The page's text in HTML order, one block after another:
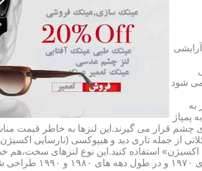
می شود
به
پمپاژ
چشم قرار می گیرند.این لنزها به خاطر قیمت
از جمله تاری دید و هیپوکسی (نارسایی
استفاده کنید.این نوع لنزهای سخت،هم
راحت تر هستند.در حقیقت